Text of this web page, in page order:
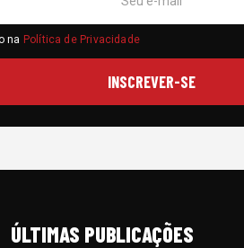
na Política de Privacidade
ÚLTIMAS PUBLICAÇÕES